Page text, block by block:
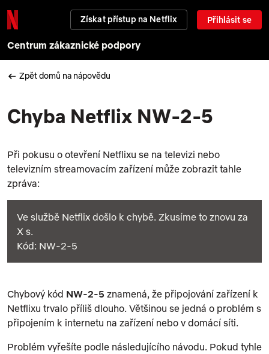
Získat přístup na Netflix Přihlásit se
Centrum zákaznické podpory
Zpět domů na nápovědu
Chyba Netflix NW-2-5
Při pokusu o otevření Netflixu se na televizi nebo
televizním streamovacím zařízení může zobrazit tahle
zpráva:
Ve službě Netflix došlo k chybě. Zkusíme to znovu za
X s.
Kód: NW-2-5
Chybový kód NW-2-5 znamená, že připojování zařízení k
Netflixu trvalo příliš dlouho. Většinou se jedná o problém s
připojením k internetu na zařízení nebo v domácí síti.
Problém vyřešíte podle následujícího návodu. Pokud tyhle